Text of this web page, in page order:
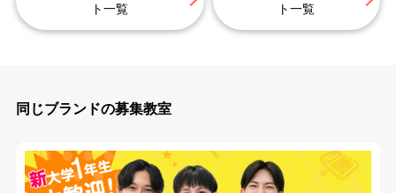
ト一覧
ト一覧
同じブランドの募集教室